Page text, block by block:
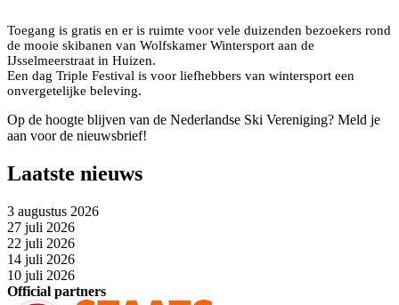
Toegang is gratis en er is ruimte voor vele duizenden bezoekers rond
de mooie skibanen van Wolfskamer Wintersport aan de
IJsselmeerstraat in Huizen.
Een dag Triple Festival is voor liefhebbers van wintersport een
onvergetelijke beleving.
Op de hoogte blijven van de Nederlandse Ski Vereniging? Meld je
aan voor de nieuwsbrief!
Laatste nieuws
3 augustus 2026
27 juli 2026
22 juli 2026
14 juli 2026
10 juli 2026
Official partners